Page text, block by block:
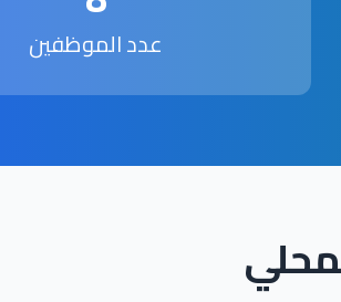
عدد الموظفين